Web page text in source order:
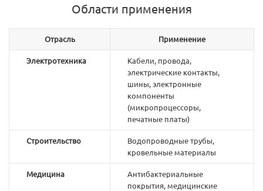
Области применения
Отрасль Применение
Электротехника
Кабели, провода,
электрические контакты,
шины, электронные
компоненты
(микропроцессоры,
печатные платы)
Строительство
Водопроводные трубы,
кровельные материалы
Медицина
Антибактериальные
покрытия, медицинские